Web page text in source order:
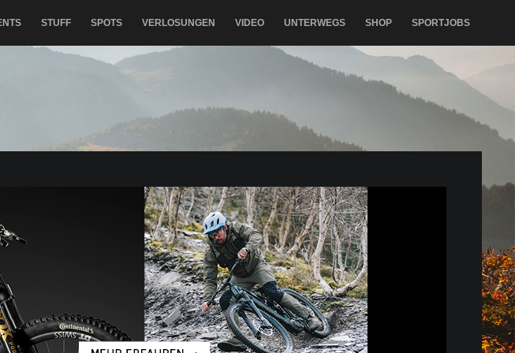
STUFF SPOTS VERLOSUNGEN VIDEO UNTERWEGS SHOP SPORTJOBS